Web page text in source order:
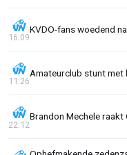
KVDO-fans woedend
16:09
Amateurclub stunt
11:26
Brandon Mechele
22:12